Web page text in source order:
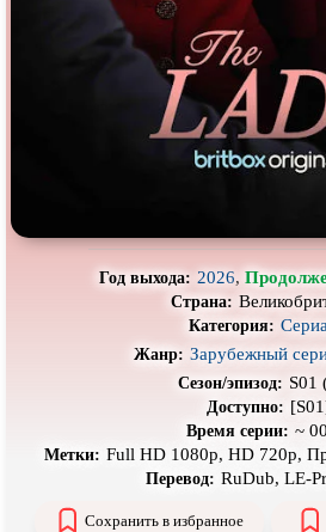
Про выживание
Про
Про
Про
Про космос
Про
Про маньяков исерийных
Про
Про оборотней Про
Про
Про
Про
Про снайперов Про
Год выхода: 2026,
Страна:
Категория:
Жанр: Зарубежный
Сезон/эпизод: S01
Доступно:
Время серии: ~
Метки: Full HD 1080p, HD 720p,
Перевод: RuDub, LE-
Сохранить в избранное